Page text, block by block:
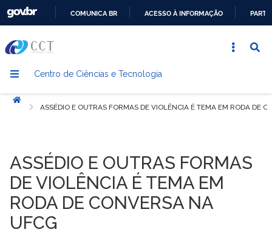
CONTEÚDO
COMUNICA BR ACESSO À INFORMAÇÃO
Centro de Ciências e Tecnologia
Início
ASSÉDIO E OUTRAS FORMAS DE VIOLÊNCIA É TEMA EM RODA DE
ASSÉDIO E OUTRAS FORMAS
DE VIOLÊNCIA É TEMA EM
RODA DE CONVERSA NA
UFCG